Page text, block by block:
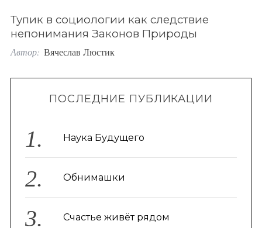
r
Тупик в социологии как следствие
непонимания Законов Природы
Автор: Вячеслав Люстик
ПОСЛЕДНИЕ ПУБЛИКАЦИИ
Наука Будущего
Обнимашки
Счастье живёт рядом